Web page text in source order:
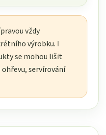
vždy
výrobku. I
se mohou lišit
servírování